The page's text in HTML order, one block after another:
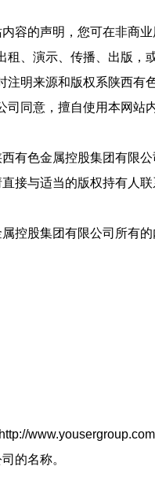
容的声明，您可在非商
、演示、传播、出版
明来源和版权系陕西
同意，擅自使用本网站
有色金属控股集团有限公
接与适当的版权持有人
控股集团有限公司所有的
的名称。